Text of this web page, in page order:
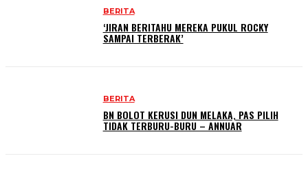
BERITA
‘JIRAN BERITAHU MEREKA PUKUL ROCKY
SAMPAI TERBERAK’
BERITA
BN BOLOT KERUSI DUN MELAKA, PAS PILIH
TIDAK TERBURU-BURU – ANNUAR